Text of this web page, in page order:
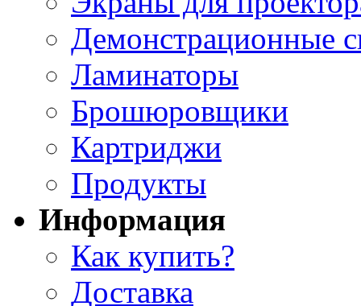
Демонстрационные
Ламинаторы
Брошюровщики
Картриджи
Продукты
Информация
Как купить?
Доставка